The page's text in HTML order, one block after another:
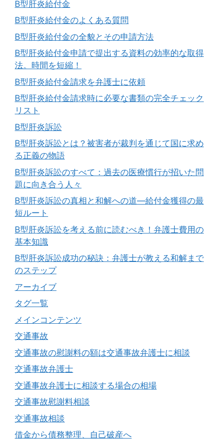
B型肝炎給付金
B型肝炎給付金のよくある質問
B型肝炎給付金の全貌とその申請方法
B型肝炎給付金申請で提出する資料の効率的な取得
法。時間を短縮！
B型肝炎給付金請求を弁護士に依頼
B型肝炎給付金請求時に必要な書類の完全チェック
リスト
B型肝炎訴訟
B型肝炎訴訟とは？被害者が裁判を通じて国に求め
る正義の物語
B型肝炎訴訟のすべて：過去の医療慣行が招いた問
題に向き合う人々
B型肝炎訴訟の真相と和解への道―給付金獲得の最
短ルート
B型肝炎訴訟を考える前に読むべき！弁護士費用の
基本知識
B型肝炎訴訟成功の秘訣：弁護士が教える和解まで
のステップ
アーカイブ
タグ一覧
メインコンテンツ
交通事故
交通事故の慰謝料の額は交通事故弁護士に相談
交通事故弁護士
交通事故弁護士に相談する場合の相場
交通事故慰謝料相談
交通事故相談
借金から債務整理、自己破産へ